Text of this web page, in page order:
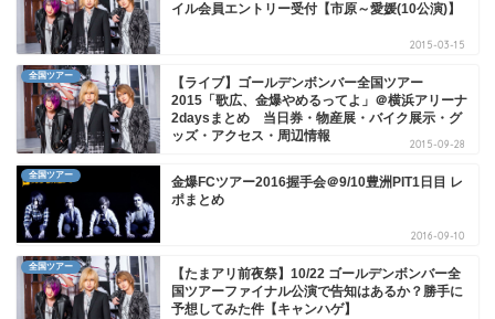
イル会員エントリー受付【市原～愛媛(10公演)】
2015-03-15
全国ツアー
【ライブ】ゴールデンボンバー全国ツアー
2015「歌広、金爆やめるってよ」＠横浜アリーナ
2daysまとめ 当日券・物産展・バイク展示・グ
ッズ・アクセス・周辺情報
2015-09-28
全国ツアー
金爆FCツアー2016握手会＠9/10豊洲PIT1日目 レ
ポまとめ
2016-09-10
全国ツアー
【たまアリ前夜祭】10/22 ゴールデンボンバー全
国ツアーファイナル公演で告知はあるか？勝手に
予想してみた件【キャンハゲ】